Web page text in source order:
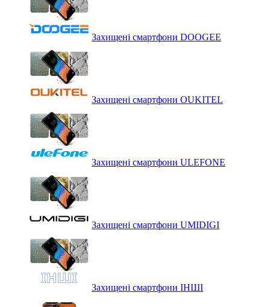
Захищені смартфони DOOGEE
Захищені смартфони OUKITEL
Захищені смартфони ULEFONE
Захищені смартфони UMIDIGI
Захищені смартфони ІНШІ